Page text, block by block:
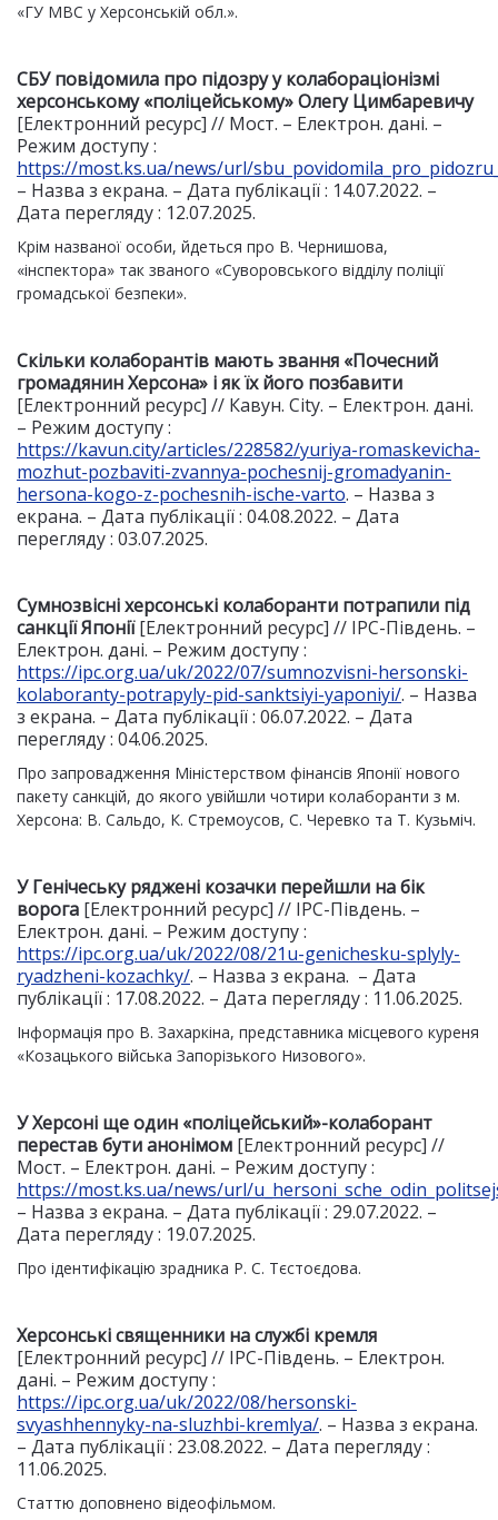
«ГУ МВС у Херсонській обл.».
СБУповідомила про підозру у колабораціонізмі
херсонському «поліцейському» Олегу Цимбаревичу
[Електронний ресурс] // Мост. – Електрон. дані. –
Режим доступу :
https://most.ks.ua/news/url/
– Назва з екрана. – Дата публікації : 14.07.2022. –
Дата перегляду : 12.07.2025.
Крім названої особи, йдеться про В. Чернишова,
«інспектора» так званого «Суворовського відділу поліції
громадської безпеки».
Скільки колаборантів мають звання «Почесний
громадянин Херсона» і як їх його позбавити
[Електронний ресурс] // Кавун. City. – Електрон. дані.
– Режим доступу :
https://kavun.city/articles/228582/yuriya-romaskevicha-
mozhut-pozbaviti-zvannya-pochesnij-gromadyanin-
hersona-kogo-z-pochesnih-ische-varto. – Назва з
екрана. – Дата публікації : 04.08.2022. – Дата
перегляду : 03.07.2025.
Сумнозвісні херсонські колаборанти потрапили під
санкції Японії[Електронний ресурс] // IPC-Південь. –
Електрон. дані. – Режим доступу :
https://ipc.org.ua/uk/2022/07/sumnozvisni-hersonski-
kolaboranty-potrapyly-pid-sanktsiyi-yaponiyi/. – Назва
з екрана. – Дата публікації : 06.07.2022. – Дата
перегляду : 04.06.2025.
Про запровадження Міністерством фінансів Японії нового
пакету санкцій, до якого увійшли чотири колаборанти з м.
Херсона: В. Сальдо, К. Стремоусов, С. Черевко та Т. Кузьміч.
У Генічеську ряджені козачки перейшли на бік
ворога [Електронний ресурс] // IPC-Південь. –
Електрон. дані. – Режим доступу :
https://ipc.org.ua/uk/2022/08/21u-genichesku-splyly-
ryadzheni-kozachky/. – Назва з екрана. – Дата
публікації : 17.08.2022. – Дата перегляду : 11.06.2025.
Інформація про В. Захаркіна, представника місцевого куреня
«Козацького війська Запорізького Низового».
У Херсоні ще один «поліцейський»-колаборант
перестав бути анонімом [Електронний ресурс] //
Мост. – Електрон. дані. – Режим доступу :
https://most.ks.ua/news/url/
– Назва з екрана. – Дата публікації : 29.07.2022. –
Дата перегляду : 19.07.2025.
Про ідентифікацію зрадника Р. С. Тєстоєдова.
Херсонські священники на службі кремля
[Електронний ресурс] // IPC-Південь. – Електрон.
дані. – Режим доступу :
https://ipc.org.ua/uk/2022/08/hersonski-
svyashhennyky-na-sluzhbi-kremlya/. – Назва з екрана.
– Дата публікації : 23.08.2022. – Дата перегляду :
11.06.2025.
Статтю доповнено відеофільмом.